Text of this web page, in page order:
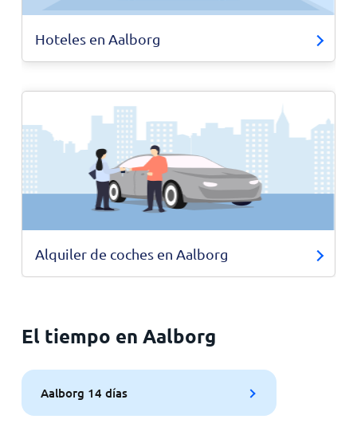
Hoteles en Aalborg
Alquiler de coches en Aalborg
El tiempo en Aalborg
Aalborg 14 días